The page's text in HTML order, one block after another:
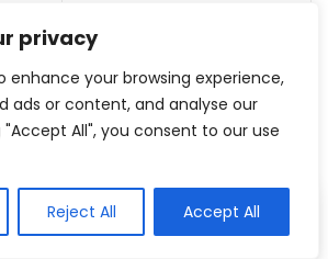
privacy
enhance your browsing experience,
ads or content, and analyse our
All", you consent to our use
Reject All Accept All
porcentagem de bateria
e com uma linda tela